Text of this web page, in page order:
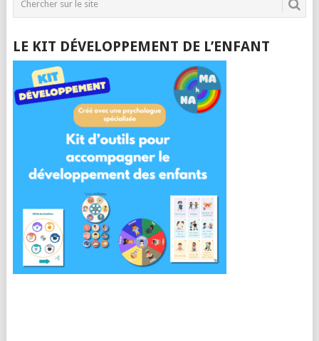
LE KIT DÉVELOPPEMENT DE L’ENFANT